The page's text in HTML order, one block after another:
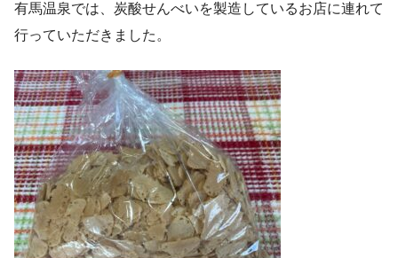
有馬温泉では、炭酸せんべいを製造しているお店に連れて
行っていただきました。